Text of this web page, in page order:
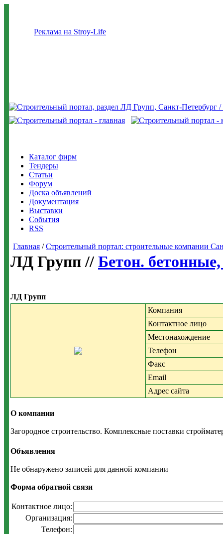
Реклама на Stroy-Life
Каталог фирм
Тендеры
Статьи
Форум
Доска объявлений
Документация
Выставки
События
RSS
Главная /Строительный портал: строительные компании
ЛД Групп // Бетон.
ЛД Групп
Компания
Контактное лицо
Местонахождение
Телефон
Факс
Email
Адрес сайта
О компании
Загородное строительство. Комплексные поставки
Объявления
Не обнаружено записей для данной компании
Форма обратной связи
Контактное лицо:
Организация:
Телефон: